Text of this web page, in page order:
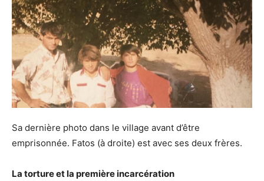
Sa dernière photo dans le village avant d’être
emprisonnée. Fatos (à droite) est avec ses deux frères.
La torture et la première incarcération